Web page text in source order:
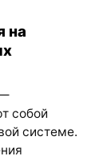
на
собой
системе.